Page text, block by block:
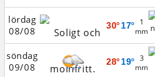
lördag
08/08
söndag
09/08
30°
28°
17°
19°
1
mm
3
mm